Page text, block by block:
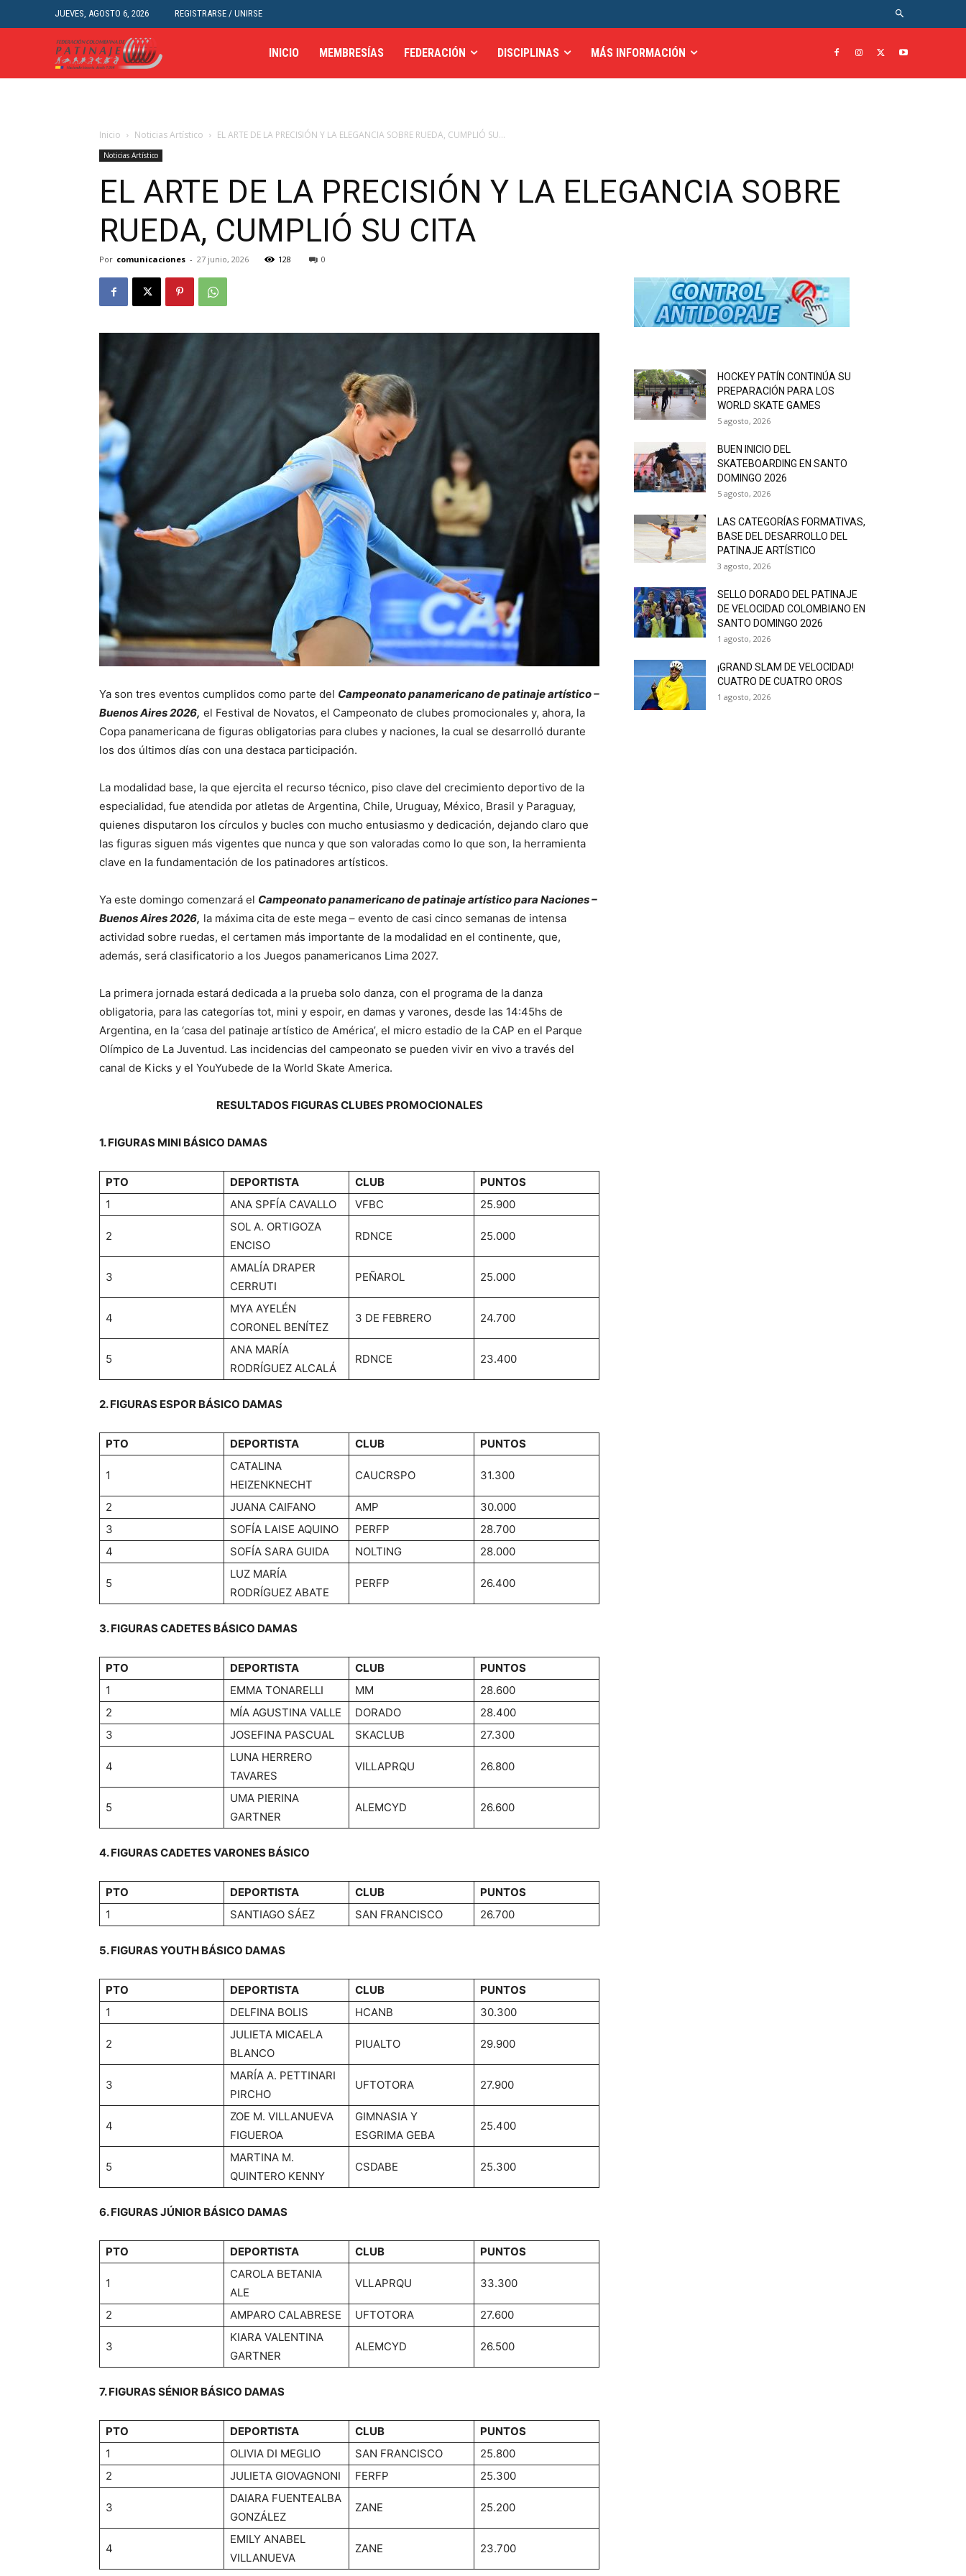
JUEVES, AGOSTO 6, 2026 REGISTRARSE / UNIRSE
INICIO MEMBRESÍAS FEDERACIÓN DISCIPLINAS MÁS INFORMACIÓN
Inicio Noticias Artístico EL ARTE DE LA PRECISIÓN Y LA ELEGANCIA SOBRE RUEDA, CUMPLIÓ SU...
Noticias Artístico
EL ARTE DE LA PRECISIÓN Y LA ELEGANCIA SOBRE
RUEDA, CUMPLIÓ SU CITA
Por comunicaciones - 27 junio, 2026 128 0
Ya son tres eventos cumplidos como parte del Campeonato panamericano de patinaje artístico –
Buenos Aires 2026, el Festival de Novatos, el Campeonato de clubes promocionales y, ahora, la
Copa panamericana de figuras obligatorias para clubes y naciones, la cual se desarrolló durante
los dos últimos días con una destaca participación.
La modalidad base, la que ejercita el recurso técnico, piso clave del crecimiento deportivo de la
especialidad, fue atendida por atletas de Argentina, Chile, Uruguay, México, Brasil y Paraguay,
quienes disputaron los círculos y bucles con mucho entusiasmo y dedicación, dejando claro que
las figuras siguen más vigentes que nunca y que son valoradas como lo que son, la herramienta
clave en la fundamentación de los patinadores artísticos.
Ya este domingo comenzará el Campeonato panamericano de patinaje artístico para Naciones –
Buenos Aires 2026, la máxima cita de este mega – evento de casi cinco semanas de intensa
actividad sobre ruedas, el certamen más importante de la modalidad en el continente, que,
además, será clasificatorio a los Juegos panamericanos Lima 2027.
La primera jornada estará dedicada a la prueba solo danza, con el programa de la danza
obligatoria, para las categorías tot, mini y espoir, en damas y varones, desde las 14:45hs de
Argentina, en la ‘casa del patinaje artístico de América’, el micro estadio de la CAP en el Parque
Olímpico de La Juventud. Las incidencias del campeonato se pueden vivir en vivo a través del
canal de Kicks y el YouYubede de la World Skate America.
RESULTADOS FIGURAS CLUBES PROMOCIONALES
1. FIGURAS MINI BÁSICO DAMAS
PTO DEPORTISTA CLUB
PUNTOS
1
ANA SPFÍA CAVALLO VFBC 25.900
2
SOL A. ORTIGOZA
ENCISO
RDNCE 25.000
3
AMALÍA DRAPER
CERRUTI
PEÑAROL 25.000
4
MYA AYELÉN
CORONEL BENÍTEZ
3 DE FEBRERO 24.700
5
ANA MARÍA
RODRÍGUEZ ALCALÁ
RDNCE 23.400
2. FIGURAS ESPOR BÁSICO DAMAS
PTO DEPORTISTA CLUB PUNTOS
1
CATALINA
HEIZENKNECHT
CAUCRSPO 31.300
2 JUANA CAIFANO AMP
30.000
3
SOFÍA LAISE AQUINO PERFP
28.700
4
SOFÍA SARA GUIDA NOLTING 28.000
5
LUZ MARÍA
RODRÍGUEZ ABATE
PERFP 26.400
3. FIGURAS CADETES BÁSICO DAMAS
PTO DEPORTISTA CLUB
PUNTOS
1
EMMA TONARELLI MM
28.600
2
MÍA AGUSTINA VALLE DORADO
28.400
3
JOSEFINA PASCUAL SKACLUB 27.300
4
LUNA HERRERO
TAVARES
VILLAPRQU 26.800
5
UMA PIERINA
GARTNER
ALEMCYD 26.600
4. FIGURAS CADETES VARONES BÁSICO
PTO DEPORTISTA CLUB
PUNTOS
1
SANTIAGO SÁEZ SAN FRANCISCO 26.700
5. FIGURAS YOUTH BÁSICO DAMAS
PTO DEPORTISTA CLUB
PUNTOS
1
DELFINA BOLIS HCANB 30.300
2
JULIETA MICAELA
BLANCO
PIUALTO 29.900
3
MARÍA A. PETTINARI
PIRCHO
UFTOTORA 27.900
4
ZOE M. VILLANUEVA
FIGUEROA
GIMNASIA Y
ESGRIMA GEBA
25.400
5
MARTINA M.
QUINTERO KENNY
CSDABE 25.300
6. FIGURAS JÚNIOR BÁSICO DAMAS
PTO DEPORTISTA CLUB PUNTOS
1
CAROLA BETANIA
ALE
VLLAPRQU 33.300
2 AMPARO CALABRESE UFTOTORA 27.600
3
KIARA VALENTINA
GARTNER
ALEMCYD 26.500
7. FIGURAS SÉNIOR BÁSICO DAMAS
PTO DEPORTISTA CLUB
PUNTOS
1
OLIVIA DI MEGLIO SAN FRANCISCO
25.800
2
JULIETA GIOVAGNONI FERFP 25.300
3
DAIARA FUENTEALBA
GONZÁLEZ
ZANE 25.200
4
EMILY ANABEL
VILLANUEVA
ZANE 23.700
HOCKEY PATÍN CONTINÚA SU
PREPARACIÓN PARA LOS
WORLD SKATE GAMES
5 agosto, 2026
BUEN INICIO DEL
SKATEBOARDING EN SANTO
DOMINGO 2026
5 agosto, 2026
LAS CATEGORÍAS FORMATIVAS,
BASE DEL DESARROLLO DEL
PATINAJE ARTÍSTICO
3 agosto, 2026
SELLO DORADO DEL PATINAJE
DE VELOCIDAD COLOMBIANO EN
SANTO DOMINGO 2026
1 agosto, 2026
¡GRAND SLAM DE VELOCIDAD!
CUATRO DE CUATRO OROS
1 agosto, 2026